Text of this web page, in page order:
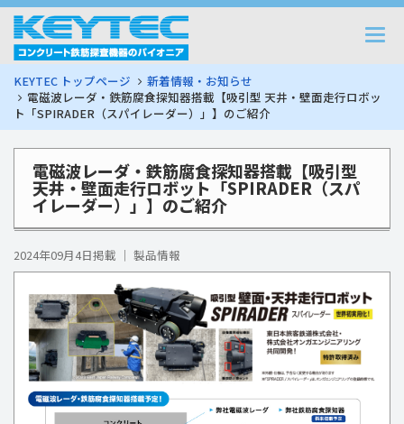
KEYTEC トップページ
新着情報・お知らせ
電磁波レーダ・鉄筋腐食探知器搭載【吸引型 天井・壁面走行ロボッ
ト「SPIRADER（スパイレーダー）」】のご紹介
電磁波レーダ・鉄筋腐食探知器搭載【吸引型
天井・壁面走行ロボット「SPIRADER（スパ
イレーダー）」】のご紹介
2024年09月4日掲載 ｜ 製品情報